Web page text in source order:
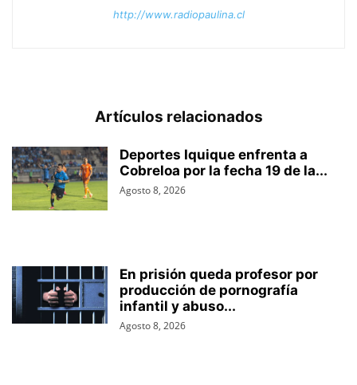
http://www.radiopaulina.cl
Artículos relacionados
Deportes Iquique enfrenta a
Cobreloa por la fecha 19 de la...
Agosto 8, 2026
En prisión queda profesor por
producción de pornografía
infantil y abuso...
Agosto 8, 2026